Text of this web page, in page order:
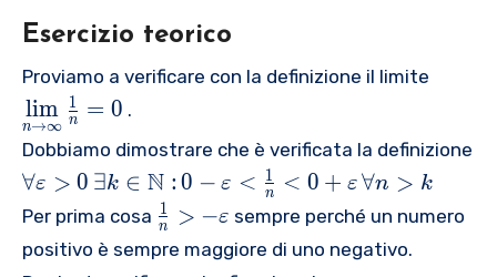
}
{
n
}
}
=
n
\
h
t)
0
\,
\
e
xi
st
s
k
\i
}
}
-l
\
g
h
t|
<
\
{
_
{
n
}
}
_
{
}
-l
ri
g
n
}
}
o
h
b
{
R
}
Esercizio teorico
Proviamo a verificare con la definizione il limite
d
er
se
n→∞
lim n
1 = 0 .
Dobbiamo dimostrare che è verificata la definizione
\f
o
r
al
∀ε > 0 ∃k ∈ N :\
,
0
-
0 − ε < n
1 < 0 + ε \
f
o
r
∀n > k
Per prima cosa \
fr
a
n
1 > −ε sempre perché un numero
positivo è sempre maggiore di uno negativo.